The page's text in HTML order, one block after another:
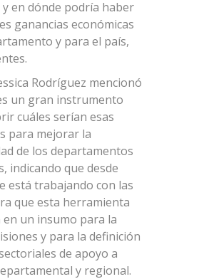
y en dónde podría haber
ganancias económicas
y para el país,
Rodríguez mencionó
un gran instrumento
cuáles serían esas
para mejorar la
de los departamentos
indicando que desde
está trabajando con las
que esta herramienta
un insumo para la
y para la definición
de apoyo a
y regional.